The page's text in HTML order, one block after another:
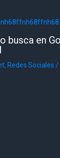
busca en
, Redes Sociales /